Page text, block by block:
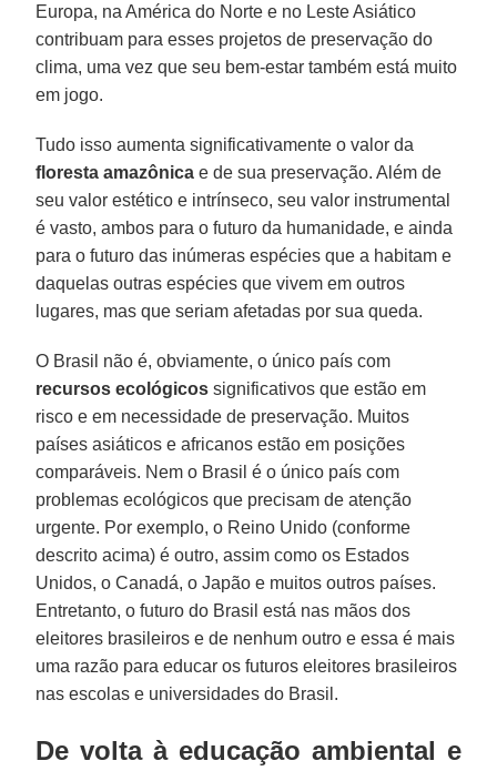
Europa, na América do Norte e no Leste Asiático
contribuam para esses projetos de preservação do
clima, uma vez que seu bem-estar também está muito
em jogo.
Tudo isso aumenta significativamente o valor da
floresta amazônica e de sua preservação. Além de
seu valor estético e intrínseco, seu valor instrumental
é vasto, ambos para o futuro da humanidade, e ainda
para o futuro das inúmeras espécies que a habitam e
daquelas outras espécies que vivem em outros
lugares, mas que seriam afetadas por sua queda.
O Brasil não é, obviamente, o único país com
recursos ecológicos significativos que estão em
risco e em necessidade de preservação. Muitos
países asiáticos e africanos estão em posições
comparáveis. Nem o Brasil é o único país com
problemas ecológicos que precisam de atenção
urgente. Por exemplo, o Reino Unido (conforme
descrito acima) é outro, assim como os Estados
Unidos, o Canadá, o Japão e muitos outros países.
Entretanto, o futuro do Brasil está nas mãos dos
eleitores brasileiros e de nenhum outro e essa é mais
uma razão para educar os futuros eleitores brasileiros
nas escolas e universidades do Brasil.
De volta à educação ambiental e